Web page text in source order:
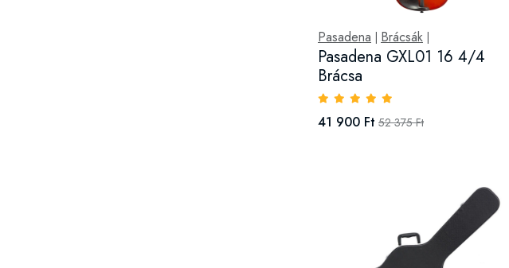
Pasadena Brácsák
Pasadena GXL01 16 4/4
Brácsa
41 900 Ft 52 375 Ft